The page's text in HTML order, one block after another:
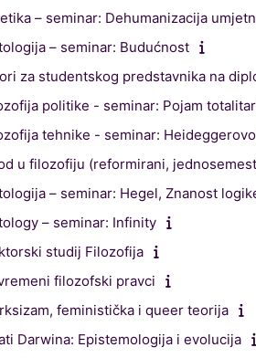
– seminar: Dehumanizacija
– seminar: Budućnost
za studentskog predstavnika na
politike - seminar: Pojam
tehnike - seminar:
u filozofiju (reformirani,
– seminar: Hegel, Znanost
– seminar: Infinity
studij Filozofija
filozofski pravci
feministička i queer teorija
Darwina: Epistemologija i evolucija